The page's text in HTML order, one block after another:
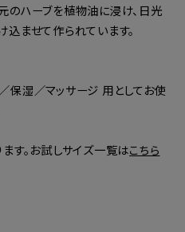
ハーブを植物油に浸け、日光
ませて作られています。
保湿／マッサージ 用としてお使
す。お試しサイズ一覧はこちら